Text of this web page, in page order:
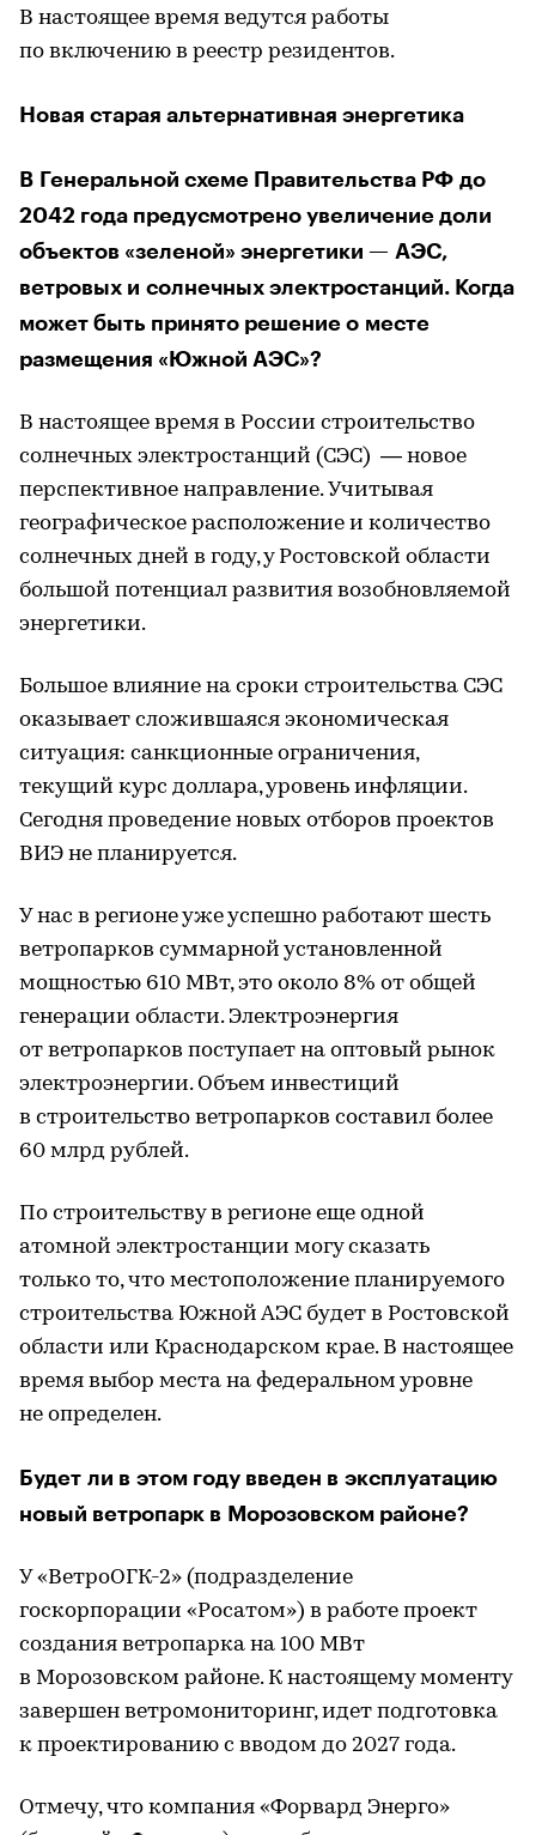
В настоящее время ведутся работы
по включению в реестр резидентов.
Новая старая альтернативная энергетика
В Генеральной схеме Правительства РФ до
2042 года предусмотрено увеличение доли
объектов «зеленой» энергетики — АЭС,
ветровых и солнечных электростанций. Когда
может быть принято решение о месте
размещения «Южной АЭС»?
В настоящее время в России строительство
солнечных электростанций (СЭС) — новое
перспективное направление. Учитывая
географическое расположение и количество
солнечных дней в году, у Ростовской области
большой потенциал развития возобновляемой
энергетики.
Большое влияние на сроки строительства СЭС
оказывает сложившаяся экономическая
ситуация: санкционные ограничения,
текущий курс доллара, уровень инфляции.
Сегодня проведение новых отборов проектов
ВИЭ не планируется.
У нас в регионе уже успешно работают шесть
ветропарков суммарной установленной
мощностью 610 МВт, это около 8% от общей
генерации области. Электроэнергия
от ветропарков поступает на оптовый рынок
электроэнергии. Объем инвестиций
в строительство ветропарков составил более
60 млрд рублей.
По строительству в регионе еще одной
атомной электростанции могу сказать
только то, что местоположение планируемого
строительства Южной АЭС будет в Ростовской
области или Краснодарском крае. В настоящее
время выбор места на федеральном уровне
не определен.
Будет ли в этом году введен в эксплуатацию
новый ветропарк в Морозовском районе?
У «ВетроОГК-2» (подразделение
госкорпорации «Росатом») в работе проект
создания ветропарка на 100 МВт
в Морозовском районе. К настоящему моменту
завершен ветромониторинг, идет подготовка
к проектированию с вводом до 2027 года.
Отмечу, что компания «Форвард Энерго»